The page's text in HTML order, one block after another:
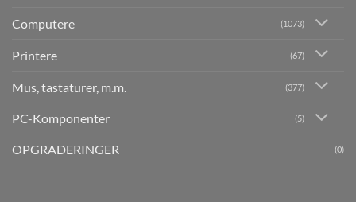
Computere (1073)
Printere (67)
Mus, tastaturer, m.m. (377)
PC-Komponenter (5)
OPGRADERINGER (0)